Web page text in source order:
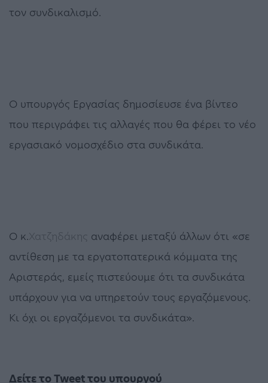
τον συνδικαλισμό.
Ο υπουργός Εργασίας δημοσίευσε ένα βίντεο
που περιγράφει τις αλλαγές που θα φέρει το νέο
εργασιακό νομοσχέδιο στα συνδικάτα.
Ο κ.Χατζηδάκης αναφέρει μεταξύ άλλων ότι «σε
αντίθεση με τα εργατοπατερικά κόμματα της
Αριστεράς, εμείς πιστεύουμε ότι τα συνδικάτα
υπάρχουν για να υπηρετούν τους εργαζόμενους.
Κι όχι οι εργαζόμενοι τα συνδικάτα».
Δείτε το Tweet του υπουργού